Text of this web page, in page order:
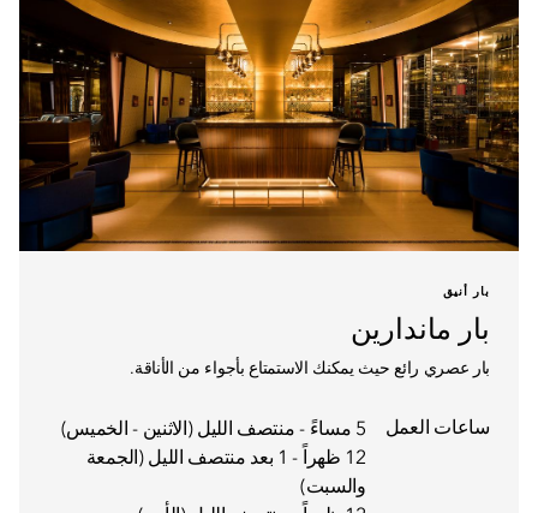
بار أنيق
بار ماندارين
بار عصري رائع حيث يمكنك الاستمتاع بأجواء من الأناقة.
ساعات العمل
5 مساءً - منتصف الليل (الاثنين - الخميس)
12 ظهراً - 1 بعد منتصف الليل (الجمعة
والسبت)